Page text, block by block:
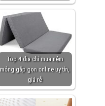
Top 4 địa chỉ mua nệm
mỏng gấp gọn online uy tín,
giá rẻ